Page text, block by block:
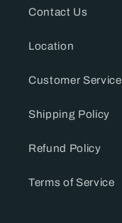
Contact Us
Location
Customer Service
Shipping Policy
Refund Policy
Terms of Service